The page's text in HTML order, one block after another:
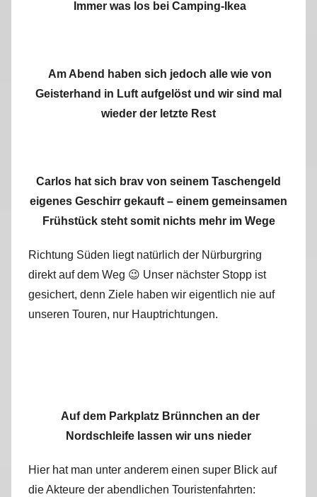
Immer was los bei Camping-Ikea
Am Abend haben sich jedoch alle wie von
Geisterhand in Luft aufgelöst und wir sind mal
wieder der letzte Rest
Carlos hat sich brav von seinem Taschengeld
eigenes Geschirr gekauft – einem gemeinsamen
Frühstück steht somit nichts mehr im Wege
Richtung Süden liegt natürlich der Nürburgring
direkt auf dem Weg 😉 Unser nächster Stopp ist
gesichert, denn Ziele haben wir eigentlich nie auf
unseren Touren, nur Hauptrichtungen.
Auf dem Parkplatz Brünnchen an der
Nordschleife lassen wir uns nieder
Hier hat man unter anderem einen super Blick auf
die Akteure der abendlichen Touristenfahrten: